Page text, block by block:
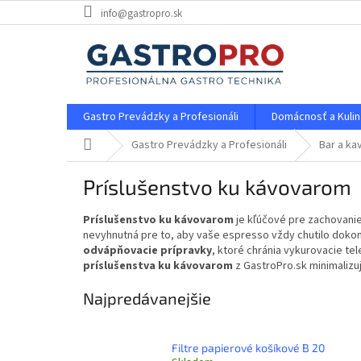
na
info@gastropro.sk
Gastro Prevádzky a Profesionáli Domácnosť a
Domov Gastro Prevádzky a Profesionáli Bar a
Príslušenstvo ku kávovarom
Príslušenstvo ku kávovarom je kľúčové pre zachovanie
nevyhnutná pre to, aby vaše espresso vždy chutilo
odvápňovacie prípravky, ktoré chránia vykurovacie
príslušenstva ku kávovarom z GastroPro.sk
Najpredávanejšie
Filtre papierové košíkové B 20